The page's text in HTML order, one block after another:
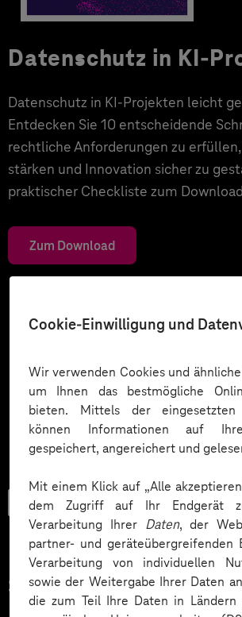
Cookie-Einwilligung und
Wir verwenden Cookies und
um Ihnen das bestmögliche
bieten. Mittels der eingesetzten
können Informationen auf
gespeichert, angereichert und
Mit einem Klick auf „Alle
dem Zugriff auf Ihr Endgerät
Verarbeitung Ihrer Daten, der
partner- und geräteübergreifenden
Verarbeitung von individuellen
sowie der Weitergabe Ihrer Daten
die zum Teil Ihre Daten in Ländern
Datenschutz in KI-
Datenschutz in KI-Projekten leicht
Entdecken Sie 10 entscheidende
rechtliche Anforderungen zu
stärken und Innovation sicher zu
praktischer Checkliste zum
Zum Download
Trendbook
Smarter